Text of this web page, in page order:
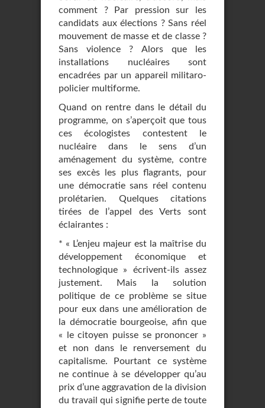
comment ? Par pression sur les
candidats aux élections ? Sans réel
mouvement de masse et de classe ?
Sans violence ? Alors que les
installations nucléaires sont
encadrées par un appareil militaro-
policier multiforme.
Quand on rentre dans le détail du
programme, on s’aperçoit que tous
ces écologistes contestent le
nucléaire dans le sens d’un
aménagement du système, contre
ses excès les plus flagrants, pour
une démocratie sans réel contenu
prolétarien. Quelques citations
tirées de l’appel des Verts sont
éclairantes :
* « L’enjeu majeur est la maîtrise du
développement économique et
technologique » écrivent-ils assez
justement. Mais la solution
politique de ce problème se situe
pour eux dans une amélioration de
la démocratie bourgeoise, afin que
« le citoyen puisse se prononcer »
et non dans le renversement du
capitalisme. Pourtant ce système
ne continue à se développer qu’au
prix d’une aggravation de la division
du travail qui signifie perte de toute